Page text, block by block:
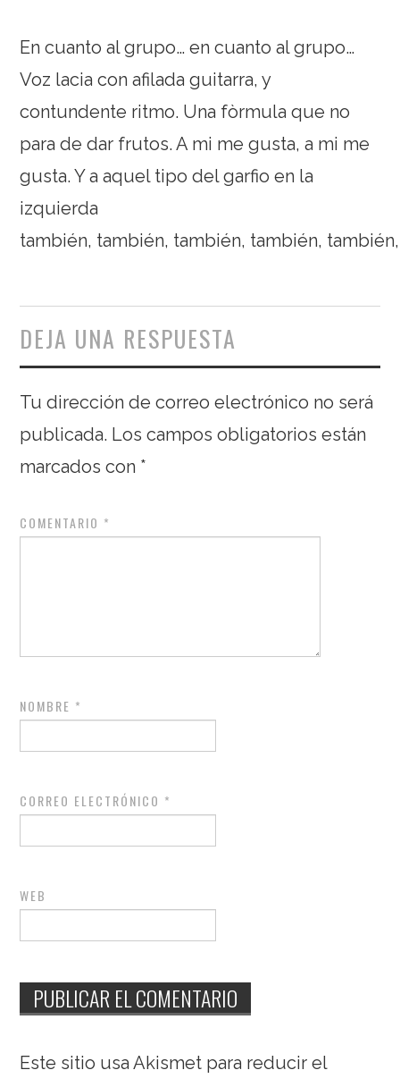
En cuanto al grupo… en cuanto al grupo…
Voz lacia con afilada guitarra, y
contundente ritmo. Una fòrmula que no
para de dar frutos. A mi me gusta, a mi me
gusta. Y a aquel tipo del garfio en la
izquierda
también, también, también, también,
DEJA UNA RESPUESTA
Tu dirección de correo electrónico no será
publicada. Los campos obligatorios están
marcados con *
COMENTARIO *
NOMBRE *
CORREO ELECTRÓNICO *
WEB
Este sitio usa Akismet para reducir el